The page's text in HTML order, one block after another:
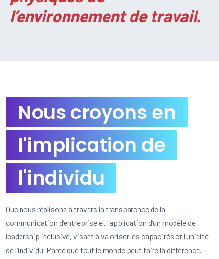
l’environnement de travail.
Nous croyons en
l'implication de
l'individu
Que nous réalisons à travers la transparence de la
communication d’entreprise et l’application d’un modèle de
leadership inclusive, visant à valoriser les capacités et l’unicité
de l’individu. Parce que tout le monde peut faire la différence.